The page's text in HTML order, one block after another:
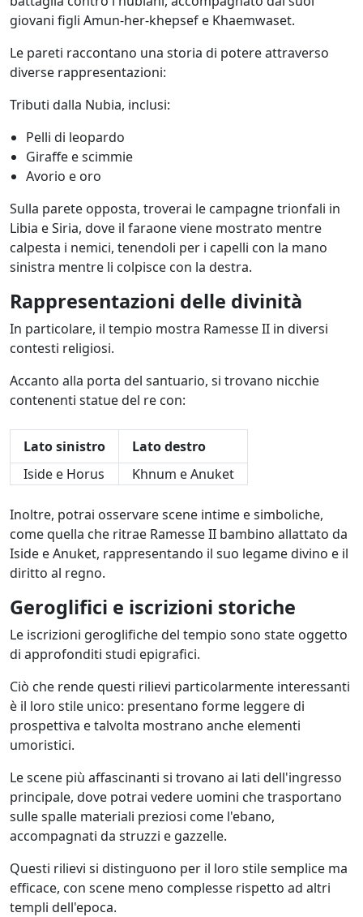
giovani figli Amun-her-khepsef e Khaemwaset.
Le pareti raccontano una storia di potere attraverso
diverse rappresentazioni:
Tributi dalla Nubia, inclusi:
Pelli di leopardo
Giraffe e scimmie
Avorio e oro
Sulla parete opposta, troverai le campagne trionfali in
Libia e Siria, dove il faraone viene mostrato mentre
calpesta i nemici, tenendoli per i capelli con la mano
sinistra mentre li colpisce con la destra.
Rappresentazioni delle divinità
In particolare, il tempio mostra Ramesse II in diversi
contesti religiosi.
Accanto alla porta del santuario, si trovano nicchie
contenenti statue del re con:
Lato sinistro
Lato destro
Iside e Horus
Khnum e Anuket
Inoltre, potrai osservare scene intime e simboliche,
come quella che ritrae Ramesse II bambino allattato da
Iside e Anuket, rappresentando il suo legame divino e il
diritto al regno.
Geroglifici e iscrizioni storiche
Le iscrizioni geroglifiche del tempio sono state oggetto
di approfonditi studi epigrafici.
Ciò che rende questi rilievi particolarmente interessanti
è il loro stile unico: presentano forme leggere di
prospettiva e talvolta mostrano anche elementi
umoristici.
Le scene più affascinanti si trovano ai lati dell'ingresso
principale, dove potrai vedere uomini che trasportano
sulle spalle materiali preziosi come l'ebano,
accompagnati da struzzi e gazzelle.
Questi rilievi si distinguono per il loro stile semplice ma
efficace, con scene meno complesse rispetto ad altri
templi dell'epoca.